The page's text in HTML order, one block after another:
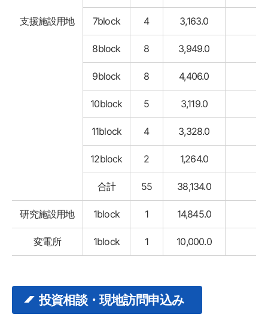
支援施設用地 7block 4 3,163.0
8block 8 3,949.0
9block 8 4,406.0
10block 5 3,119.0
11block 4 3,328.0
12block 2 1,264.0
合計 55 38,134.0
研究施設用地 1block 1 14,845.0
変電所 1block 1 10,000.0
投資相談・現地訪問申込み